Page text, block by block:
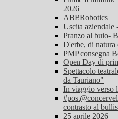
2026
ABBRobotics
Uscita aziendale
Pranzo al buio-
D'erbe, di natura
PMP consegna
Open Day di
Spettacolo
da Tauriano"
In viaggio verso
contrasto al
25 aprile 2026